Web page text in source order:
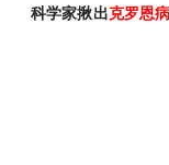
科学家揪出克罗恩病